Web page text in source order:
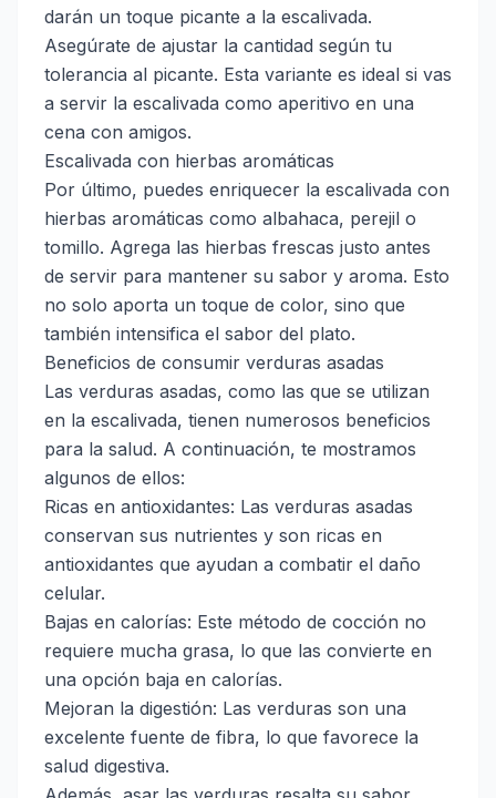
darán un toque picante a la escalivada.
Asegúrate de ajustar la cantidad según tu
tolerancia al picante. Esta variante es ideal si vas
a servir la escalivada como aperitivo en una
cena con amigos.
Escalivada con hierbas aromáticas
Por último, puedes enriquecer la escalivada con
hierbas aromáticas como albahaca, perejil o
tomillo. Agrega las hierbas frescas justo antes
de servir para mantener su sabor y aroma. Esto
no solo aporta un toque de color, sino que
también intensifica el sabor del plato.
Beneficios de consumir verduras asadas
Las verduras asadas, como las que se utilizan
en la escalivada, tienen numerosos beneficios
para la salud. A continuación, te mostramos
algunos de ellos:
Ricas en antioxidantes: Las verduras asadas
conservan sus nutrientes y son ricas en
antioxidantes que ayudan a combatir el daño
celular.
Bajas en calorías: Este método de cocción no
requiere mucha grasa, lo que las convierte en
una opción baja en calorías.
Mejoran la digestión: Las verduras son una
excelente fuente de fibra, lo que favorece la
salud digestiva.